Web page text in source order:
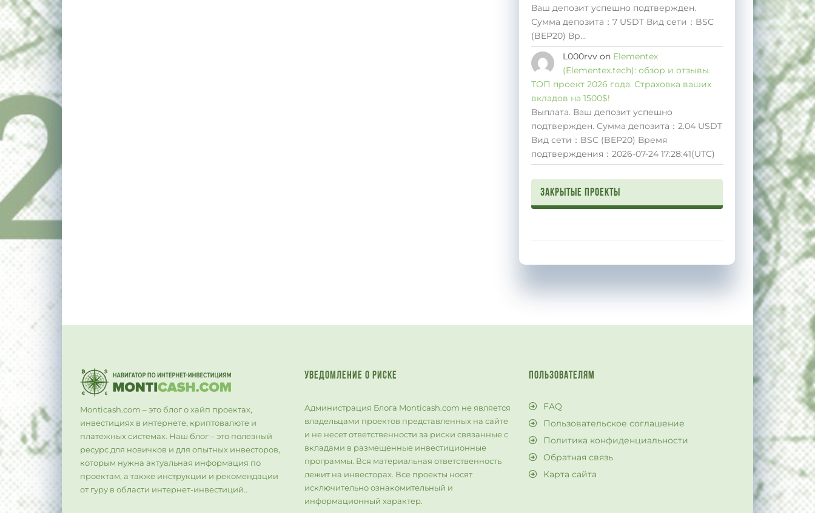
Ваш депозит успешно подтвержден.
Сумма депозита：7 USDT Вид сети：BSC
(BEP20) Вр…
L000rvv on Elementex
(Elementex.tech): обзор и отзывы.
ТОП проект 2026 года. Страховка ваших
вкладов на 1500$!
Выплата. Ваш депозит успешно
подтвержден. Сумма депозита：2.04 USDT
Вид сети：BSC (BEP20) Время
подтверждения：2026-07-24 17:28:41(UTC)
Закрытые проекты
Monticash.com – это блог о хайп проектах,
инвестициях в интернете, криптовалюте и
платежных системах. Наш блог – это полезный
ресурс для новичков и для опытных инвесторов,
которым нужна актуальная информация по
проектам, а также инструкции и рекомендации
от гуру в области интернет-инвестиций..
УВЕДОМЛЕНИЕ О РИСКЕ
Администрация Блога Monticash.com не является
владельцами проектов представленных на сайте
и не несет ответственности за риски связанные с
вкладами в размещенные инвестиционные
программы. Вся материальная ответственность
лежит на инвесторах. Все проекты носят
исключительно ознакомительный и
информационный характер.
ПОЛЬЗОВАТЕЛЯМ
FAQ
Пользовательское соглашение
Политика конфиденциальности
Обратная связь
Карта сайта